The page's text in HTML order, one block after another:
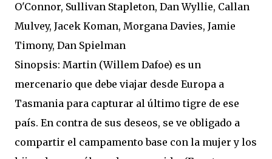
O'Connor, Sullivan Stapleton, Dan Wyllie, Callan
Mulvey, Jacek Koman, Morgana Davies, Jamie
Timony, Dan Spielman
Sinopsis: Martin (Willem Dafoe) es un
mercenario que debe viajar desde Europa a
Tasmania para capturar al último tigre de ese
país. En contra de sus deseos, se ve obligado a
compartir el campamento base con la mujer y los